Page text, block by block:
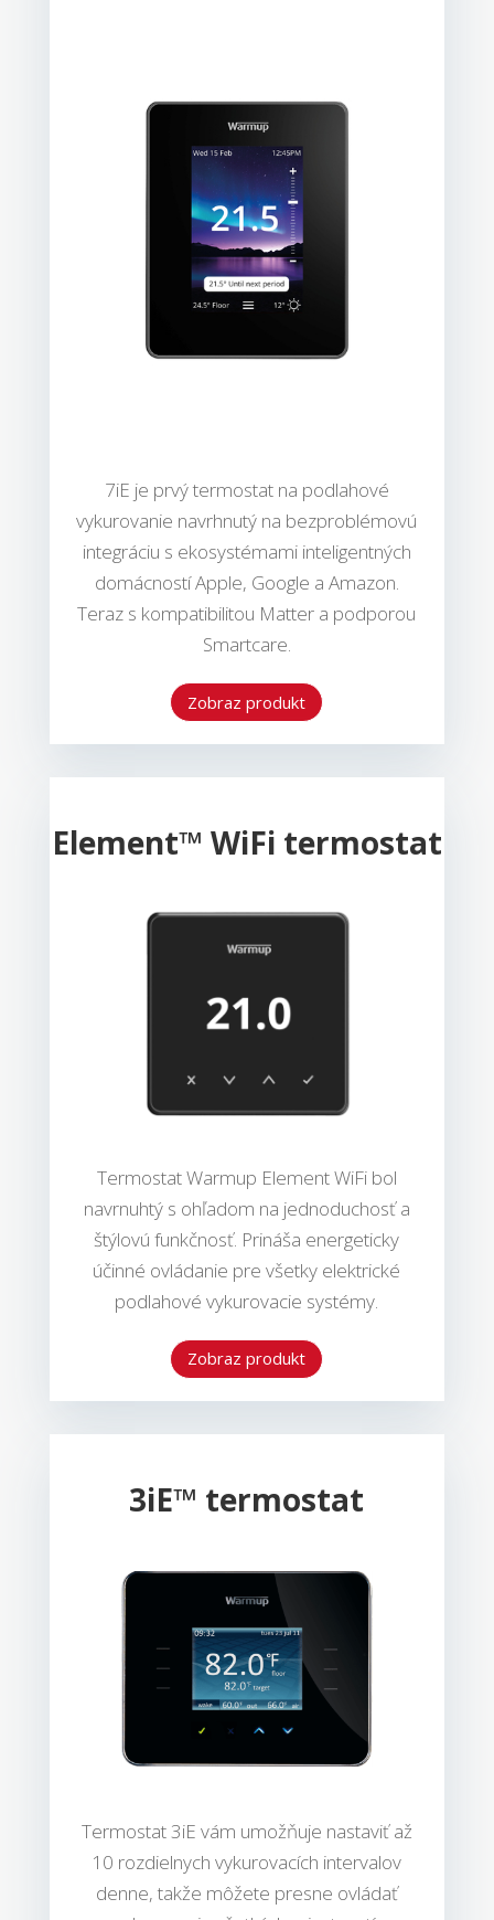
7iE je prvý termostat na podlahové
vykurovanie navrhnutý na bezproblémovú
integráciu s ekosystémami inteligentných
domácností Apple, Google a Amazon.
Teraz s kompatibilitou Matter a podporou
Smartcare.
Zobraz produkt
Element™ WiFi termostat
Termostat Warmup Element WiFi bol
navrnuhtý s ohľadom na jednoduchosť a
štýlovú funkčnosť. Prináša energeticky
účinné ovládanie pre všetky elektrické
podlahové vykurovacie systémy.
Zobraz produkt
3iE™ termostat
Termostat 3iE vám umožňuje nastaviť až
10 rozdielnych vykurovacích intervalov
denne, takže môžete presne ovládať